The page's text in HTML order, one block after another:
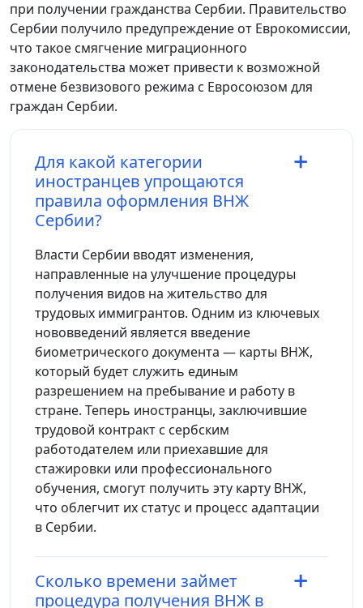
при получении гражданства Сербии. Правительство
Сербии получило предупреждение от Еврокомиссии,
что такое смягчение миграционного
законодательства может привести к возможной
отмене безвизового режима с Евросоюзом для
граждан Сербии.
Для какой категории
иностранцев упрощаются
правила оформления ВНЖ
Сербии?
Власти Сербии вводят изменения,
направленные на улучшение процедуры
получения видов на жительство для
трудовых иммигрантов. Одним из ключевых
нововведений является введение
биометрического документа — карты ВНЖ,
который будет служить единым
разрешением на пребывание и работу в
стране. Теперь иностранцы, заключившие
трудовой контракт с сербским
работодателем или приехавшие для
стажировки или профессионального
обучения, смогут получить эту карту ВНЖ,
что облегчит их статус и процесс адаптации
в Сербии.
Сколько времени займет
процедура получения ВНЖ в